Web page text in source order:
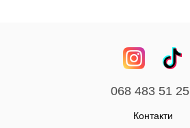
068 483 51 25
Контакти